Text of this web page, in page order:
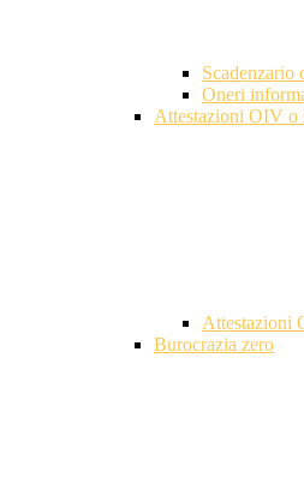
Scadenzario
Oneri
Attestazioni OIV o
Attestazioni
Burocrazia zero